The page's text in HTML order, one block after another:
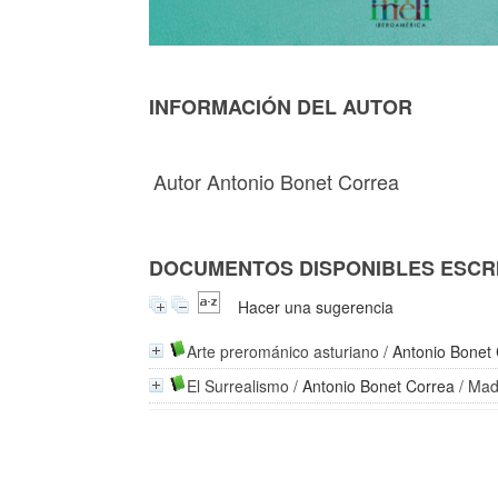
INFORMACIÓN DEL AUTOR
Autor Antonio Bonet Correa
DOCUMENTOS DISPONIBLES
Hacer una sugerencia
Arte prerománico asturiano /Antonio Bonet
El Surrealismo /Antonio Bonet Correa /